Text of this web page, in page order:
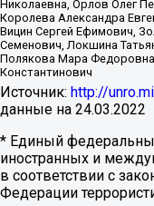
Николаевна, Орлов Олег
Королева Александра
Вицин Сергей Ефимович,
Семенович, Локшина
Полякова Мара
Константинович
Источник: http://
данные на 24.03.2022
* Единый
иностранных и
в соответствии с
Федерации